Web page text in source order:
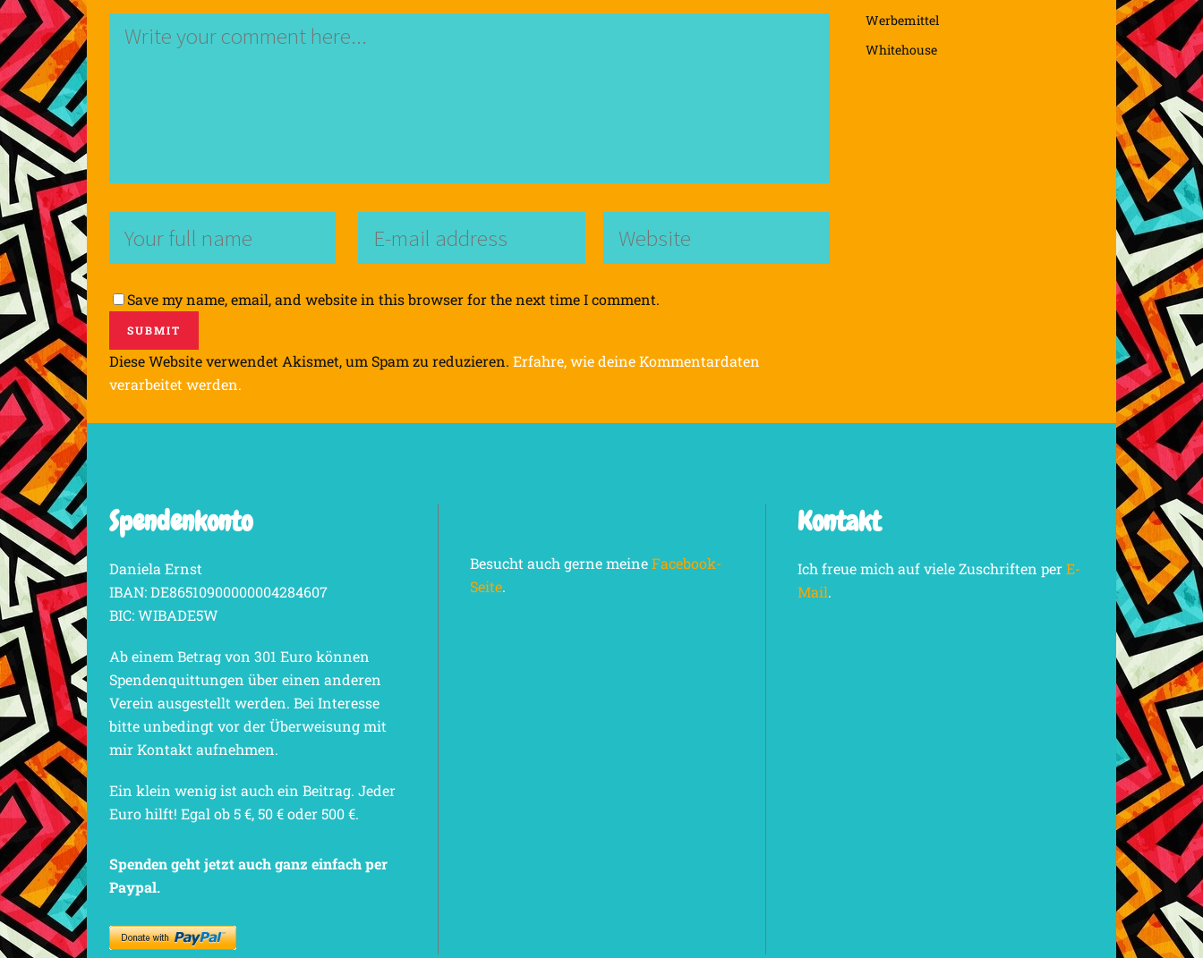
Save my name, email, and website in this browser for the next time I comment.
Diese Website verwendet Akismet, um Spam zu reduzieren. Erfahre, wie deine Kommentardaten
verarbeitet werden.
Werbemittel
Whitehouse
Spendenkonto
Daniela Ernst
IBAN: DE86510900000004284607
BIC: WIBADE5W
Ab einem Betrag von 301 Euro können
Spendenquittungen über einen anderen
Verein ausgestellt werden. Bei Interesse
bitte unbedingt vor der Überweisung mit
mir Kontakt aufnehmen.
Ein klein wenig ist auch ein Beitrag. Jeder
Euro hilft! Egal ob 5 €, 50 € oder 500 €.
Spenden geht jetzt auch ganz einfach per
Paypal.
Besucht auch gerne meineFacebook-
Seite.
Kontakt
Ich freue mich auf viele Zuschriften perE-
Mail.